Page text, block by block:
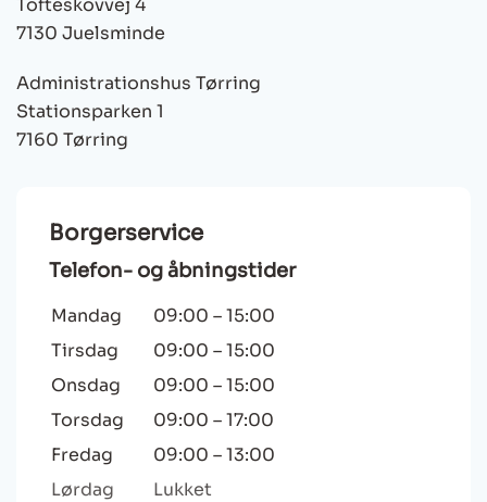
7130 Juelsminde
Administrationshus Tørring
Stationsparken 1
7160 Tørring
Borgerservice
Telefon- og åbningstider
Mandag 09:00 –15:00
Tirsdag
09:00 –15:00
Onsdag
09:00 –15:00
Torsdag
09:00 –17:00
Fredag
09:00 –13:00
Lørdag
Lukket